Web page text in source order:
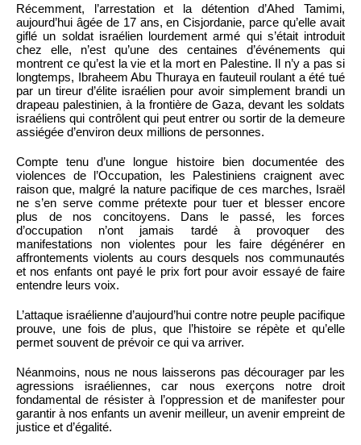
Récemment, l’arrestation et la détention d’Ahed Tamimi,
aujourd’hui âgée de 17 ans, en Cisjordanie, parce qu’elle avait
giflé un soldat israélien lourdement armé qui s’était introduit
chez elle, n’est qu’une des centaines d’événements qui
montrent ce qu’est la vie et la mort en Palestine. Il n’y a pas si
longtemps, Ibraheem Abu Thuraya en fauteuil roulant a été tué
par un tireur d’élite israélien pour avoir simplement brandi un
drapeau palestinien, à la frontière de Gaza, devant les soldats
israéliens qui contrôlent qui peut entrer ou sortir de la demeure
assiégée d’environ deux millions de personnes.
Compte tenu d’une longue histoire bien documentée des
violences de l’Occupation, les Palestiniens craignent avec
raison que, malgré la nature pacifique de ces marches, Israël
ne s’en serve comme prétexte pour tuer et blesser encore
plus de nos concitoyens. Dans le passé, les forces
d’occupation n’ont jamais tardé à provoquer des
manifestations non violentes pour les faire dégénérer en
affrontements violents au cours desquels nos communautés
et nos enfants ont payé le prix fort pour avoir essayé de faire
entendre leurs voix.
L’attaque israélienne d’aujourd’hui contre notre peuple pacifique
prouve, une fois de plus, que l’histoire se répète et qu’elle
permet souvent de prévoir ce qui va arriver.
Néanmoins, nous ne nous laisserons pas décourager par les
agressions israéliennes, car nous exerçons notre droit
fondamental de résister à l’oppression et de manifester pour
garantir à nos enfants un avenir meilleur, un avenir empreint de
justice et d’égalité.